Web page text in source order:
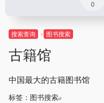
0
搜索查询 图书搜索
古籍馆
中国最大的古籍图书馆
标签： 图书搜索